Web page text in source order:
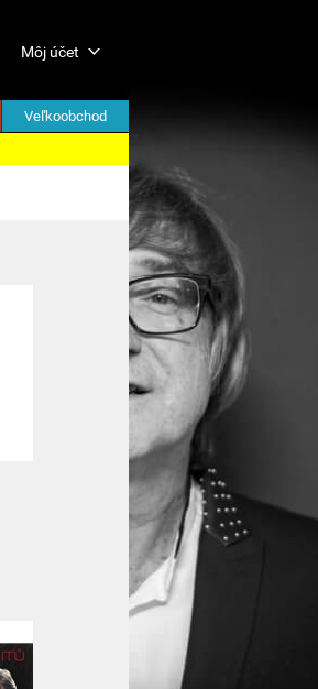
Môj účet
Veľkoobchod